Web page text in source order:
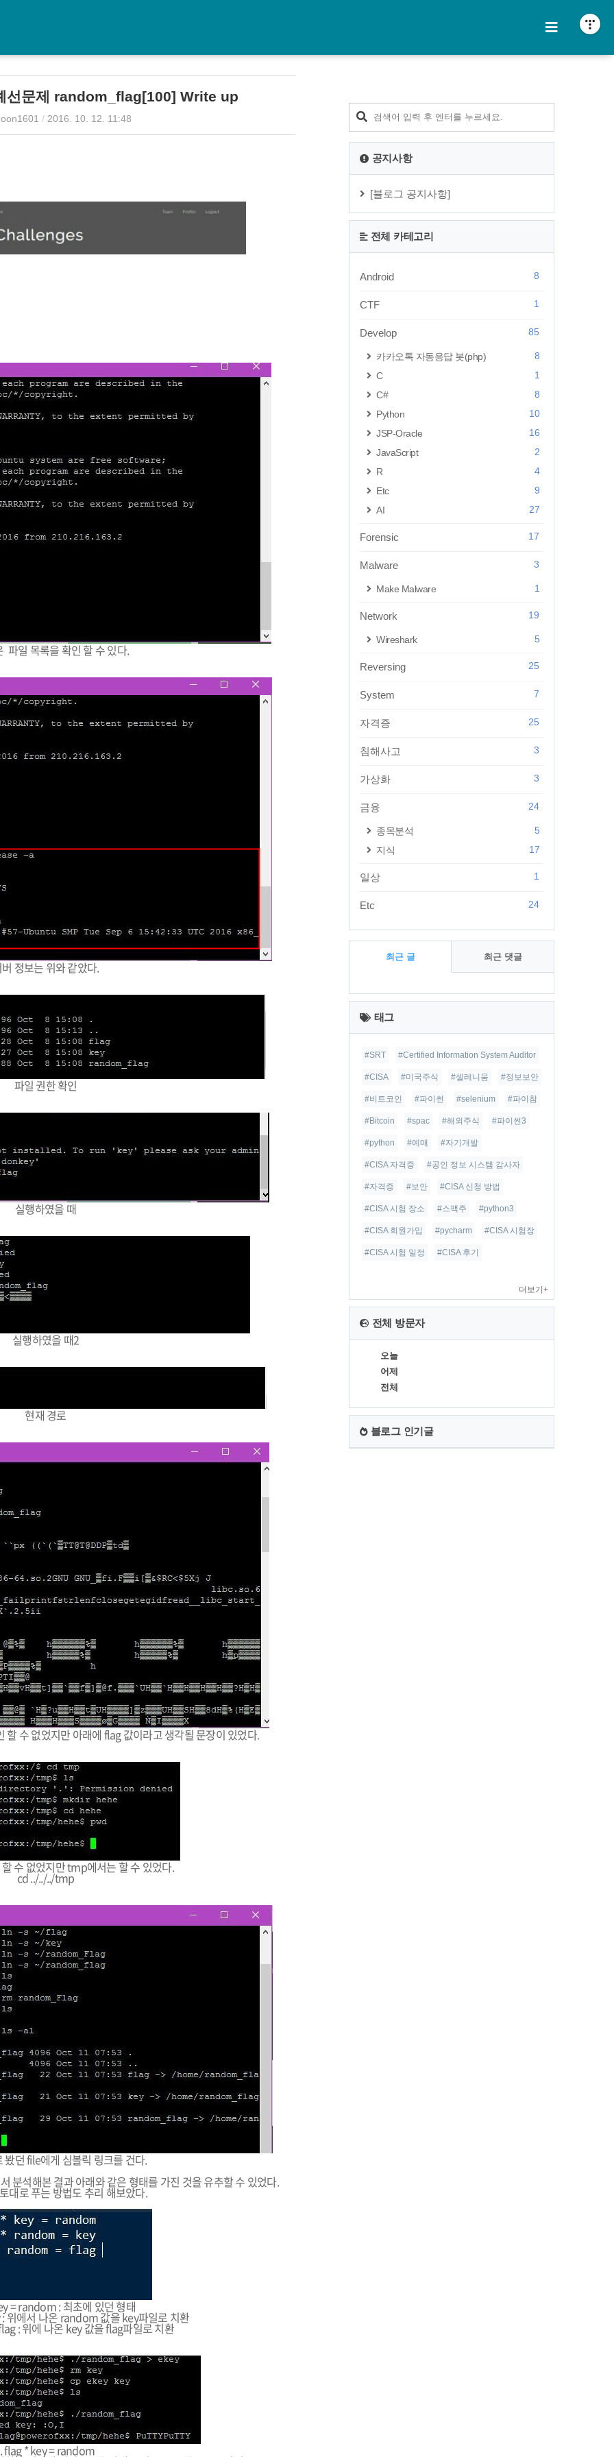
선문제 random_flag[100] Write up
/ 2016. 10. 12. 11:48
파일 목록을 확인 할 수 있다.
정보는 위와 같았다.
파일 권한 확인
실행하였을 때
실행하였을 때2
현재 경로
수 없었지만 아래에 flag 값이라고 생각될 문장이 있었다.
수 없었지만 tmp에서는 할 수 있었다.
cd ../../../tmp
봤던 file에게 심볼릭 링크를 건다.
석해본 결과 아래와 같은 형태를 가진 것을 유추할 수 있었다.
대로 푸는 방법도 추리 해보았다.
= random : 최초에 있던 형태
위에서 나온 random 값을 key파일로 치환
: 위에 나온 key 값을 flag파일로 치환
flag * key = random
공지사항
[블로그 공지사항]
전체 카테고리
Android 8
CTF 1
Develop 85
카카오톡 자동응답 봇(php)
8
C
1
C#
8
Python
10
JSP-Oracle
16
JavaScript
2
R
4
Etc
9
AI
27
Forensic 17
Malware 3
Make Malware 1
Network 19
Wireshark 5
Reversing 25
System 7
자격증 25
침해사고 3
가상화 3
금융 24
종목분석
5
지식
17
일상 1
Etc 24
최근 글 최근 댓글
최
근
글
태그
#SRT #Certified Information System Auditor
#CISA #미국주식 #셀레니움 #정보보안
#비트코인 #파이썬 #selenium #파이참
#Bitcoin #spac #해외주식 #파이썬3
#python #예매 #자기개발
#CISA 자격증 #공인 정보 시스템 감사자
#자격증 #보안 #CISA 신청 방법
#CISA 시험 장소 #스팩주 #python3
#CISA 회원가입 #pycharm #CISA 시험장
#CISA 시험 일정 #CISA 후기
더보기+
전체 방문자
오늘
어제
전체
블로그 인기글
티스토리툴바